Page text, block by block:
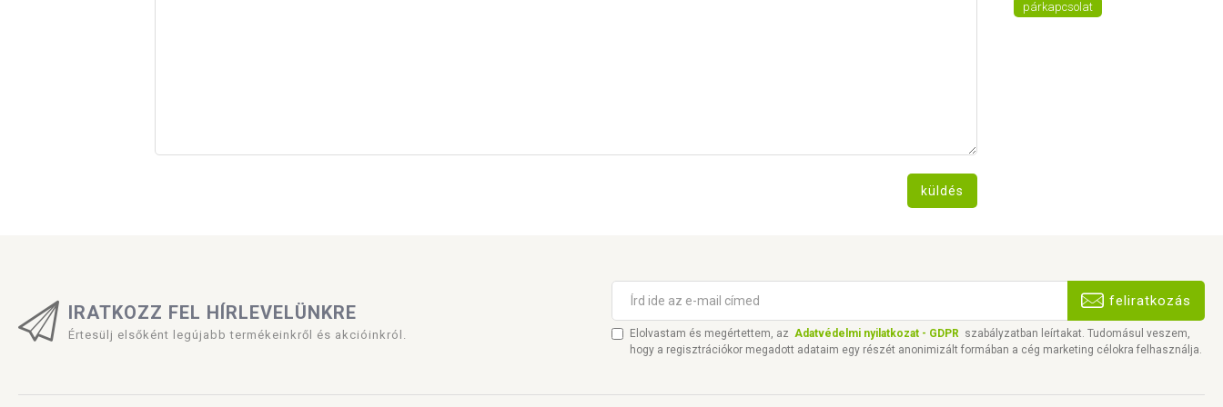
küldés
párkapcsolat
IRATKOZZ FEL HÍRLEVELÜNKRE
Értesülj elsőként legújabb termékeinkről és akcióinkról.
feliratkozás
Elolvastam és megértettem, az Adatvédelmi nyilatkozat - GDPR szabályzatban leírtakat. Tudomásul veszem,
hogy a regisztrációkor megadott adataim egy részét anonimizált formában a cég marketing célokra felhasználja.